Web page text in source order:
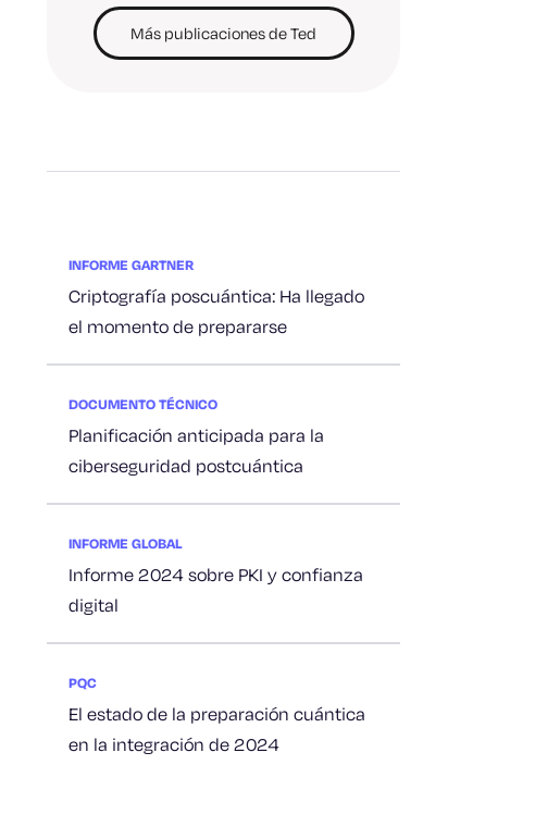
Más publicaciones de Ted
INFORME GARTNER
Criptografía poscuántica: Ha llegado
el momento de prepararse
DOCUMENTO TÉCNICO
Planificación anticipada para la
ciberseguridad postcuántica
INFORME GLOBAL
Informe 2024 sobre PKI y confianza
digital
PQC
El estado de la preparación cuántica
en la integración de 2024